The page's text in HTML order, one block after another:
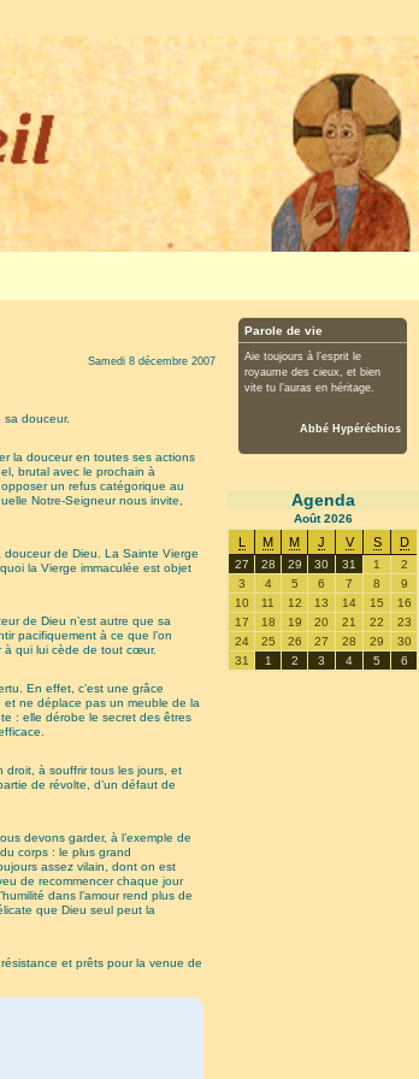
Samedi 8 décembre 2007
sa douceur.
la douceur en toutes ses actions
brutal avec le prochain à
un refus catégorique au
Notre-Seigneur nous invite,
douceur de Dieu. La Sainte Vierge
la Vierge immaculée est objet
de Dieu n’est autre que sa
pacifiquement à ce que l’on
à qui lui cède de tout cœur.
En effet, c’est une grâce
et ne déplace pas un meuble de la
: elle dérobe le secret des êtres
droit, à souffrir tous les jours, et
de révolte, d’un défaut de
devons garder, à l’exemple de
corps : le plus grand
assez vilain, dont on est
de recommencer chaque jour
dans l’amour rend plus de
que Dieu seul peut la
et prêts pour la venue de
Parole de vie
Aie toujours à l’esprit le
royaume des cieux, et bien
vite tu l’auras en héritage.
Abbé Hypéréchios
Agenda
Août2026
M M J V S D
27 28 29 30 31 1
2
3
4 5 6 7 8
9
10
11 12 13 14 15
16
17
18 19 20 21 22
23
24
25 26 27 28 29
30
31
1 2 3 4 5 6